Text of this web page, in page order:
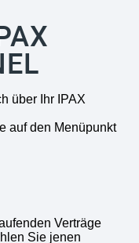
über Ihr IPAX
auf den Menüpunkt
Verträge
Sie jenen